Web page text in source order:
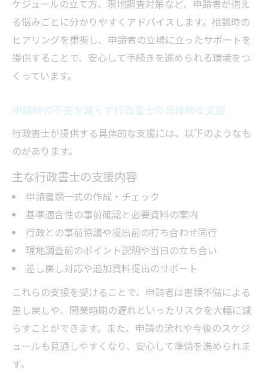
ケジュールの立て方、現地調査対策など、申請者が抱え
る悩みごとに分かりやすくアドバイスします。相談時の
ヒアリングを重視し、申請者の立場に立ったサポートを
提供することで、安心して手続きを進められる環境をつ
くっています。
申請時の不安を減らす行政書士の具体的な支援
行政書士が提供する具体的な支援には、以下のようなも
のがあります。
主な行政書士の支援内容
申請書類一式の作成・チェック
基準適合性の事前確認と必要資料の案内
行政との事前協議や提出前の打ち合わせ同行
現地調査前のポイント説明や当日の立ち合い
差し戻し対応や追加資料提出のサポート
これらの支援を受けることで、申請者は書類不備による
差し戻しや、開業時期の遅れといったリスクを大幅に減
らすことができます。また、申請の流れや今後のスケジ
ュールも見通しやすくなり、安心して準備を進められま
す。